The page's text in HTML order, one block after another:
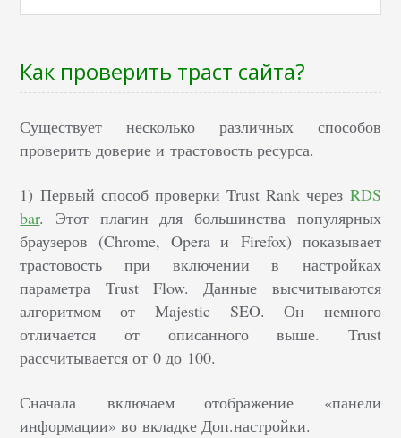
Как проверить траст сайта?
Существует несколько различных способов
проверить доверие и трастовость ресурса.
1) Первый способ проверки Trust Rank через RDS
bar. Этот плагин для большинства популярных
браузеров (Chrome, Opera и Firefox) показывает
трастовость при включении в настройках
параметра Trust Flow. Данные высчитываются
алгоритмом от Majestic SEO. Он немного
отличается от описанного выше. Trust
рассчитывается от 0 до 100.
Сначала включаем отображение «панели
информации» во вкладке Доп.настройки.